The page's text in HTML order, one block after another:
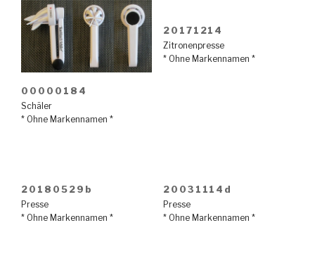
00000184
Schäler
* Ohne Markennamen *
20171214
Zitronenpresse
* Ohne Markennamen *
20180529b
Presse
* Ohne Markennamen *
20031114d
Presse
* Ohne Markennamen *